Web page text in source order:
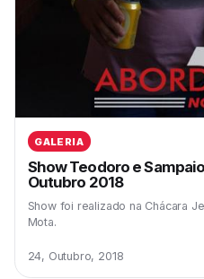
GALERIA
Show Teodoro e
Outubro 2018
Show foi realizado na Chácara
Mota.
24, Outubro, 2018